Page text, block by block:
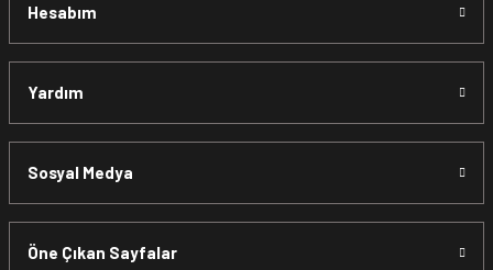
Hesabım
Yardım
Sosyal Medya
Öne Çıkan Sayfalar